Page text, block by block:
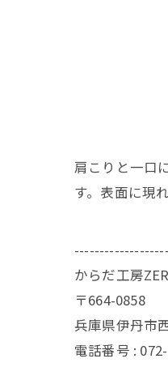
肩こりと一口
す。表面に現
からだ工房
〒664-0858
兵庫県伊丹市
電話番号 :